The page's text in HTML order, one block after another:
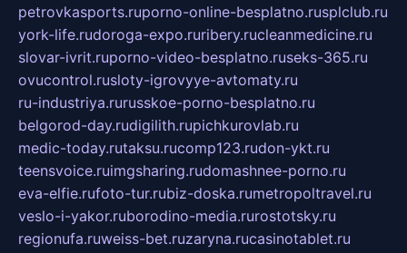
petrovkasports.ruporno-online-besplatno.rusplclub.ru
york-life.rudoroga-expo.ruribery.rucleanmedicine.ru
slovar-ivrit.ruporno-video-besplatno.ruseks-365.ru
ovucontrol.rusloty-igrovyye-avtomaty.ru
ru-industriya.rurusskoe-porno-besplatno.ru
belgorod-day.rudigilith.rupichkurovlab.ru
medic-today.rutaksu.rucomp123.rudon-ykt.ru
teensvoice.ruimgsharing.rudomashnee-porno.ru
eva-elfie.rufoto-tur.rubiz-doska.rumetropoltravel.ru
veslo-i-yakor.ruborodino-media.rurostotsky.ru
regionufa.ruweiss-bet.ruzaryna.rucasinotablet.ru